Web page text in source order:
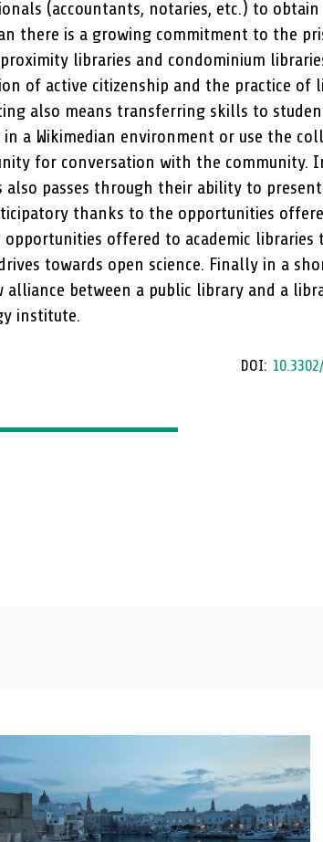
(accountants, notaries, etc.) to obtain
there is a growing commitment to the
libraries and condominium
of active citizenship and the practice of
also means transferring skills to
in a Wikimedian environment or use the
for conversation with the community.
also passes through their ability to
thanks to the opportunities
opportunities offered to academic libraries
towards open science. Finally in a
alliance between a public library and a
institute.
DOI: